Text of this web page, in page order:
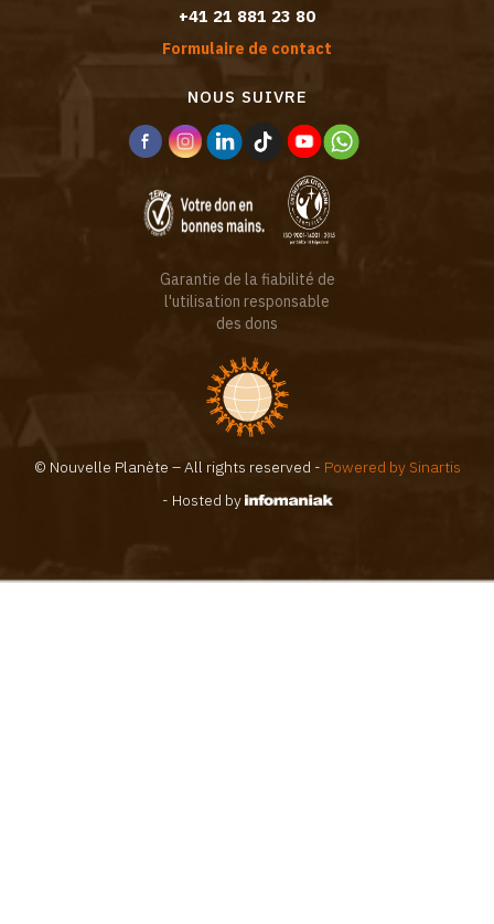
+41 21 881 23 80
Formulaire de contact
NOUS SUIVRE
Garantie de la fiabilité de
l'utilisation responsable
des dons
© Nouvelle Planète – All rights reserved - Powered by Sinartis
- Hosted by